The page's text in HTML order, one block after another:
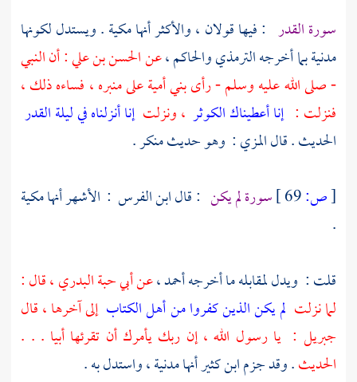
سورة القدر : فيها قولان ، والأكثر أنها مكية‏ . ويستدل لكونها
مدنية بما أخرجهالترمذيوالحاكم ،عنالحسن بن علي: أن النبي
- صلى الله عليه وسلم - رأىبني أميةعلى منبره ، فساءه ذلك ،
فنزلت : ‏ ‏‏إنا أعطيناك الكوثر‏ ‏ ، ونزلت ‏إنا أنزلناه في ليلة القدر
الحديث . قالالمزي‏: ‏ وهو حديث منكر‏ .
[ص: سورة لم يكن : قالابن الفرس ‏ : ‏ الأشهر أنها مكية‏
.
قلت‏ : ‏ ويدل لمقابله ما أخرجهأحمد ،عنأبي حبة البدري، قال :
لما نزلت‏‏ ‏ لم يكن الذين كفروا من أهل الكتاب ‏ إلى آخرها ، قال
جبريل‏ : ‏ يا رسول الله ، إن ربك يأمرك أن تقرئها أبيا . . .
الحديث‏. وقد جزمابن كثيرأنها مدنية ، واستدل به‏ .